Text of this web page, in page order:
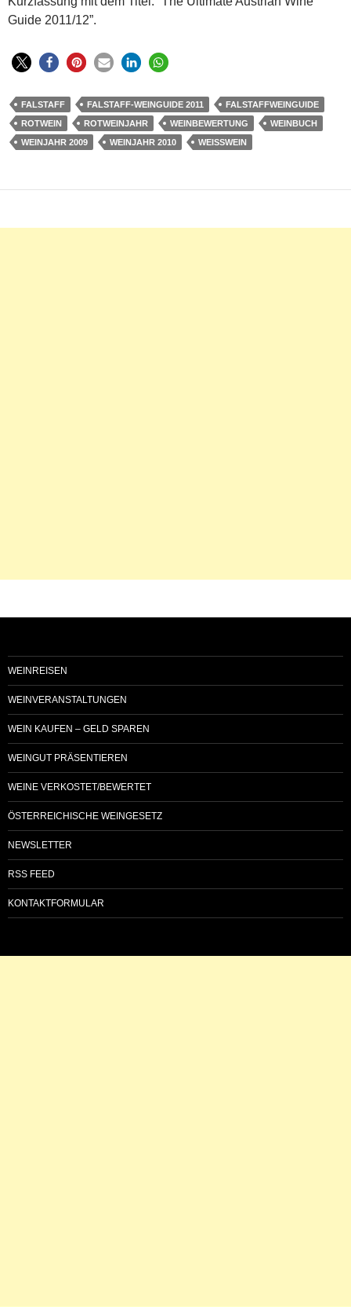
Guide 2011/12”.
FALSTAFF FALSTAFF-WEINGUIDE 2011
FALSTAFFWEINGUIDE
ROTWEIN
ROTWEINJAHR WEINBEWERTUNG
WEINBUCH
WEINJAHR 2009
WEINJAHR 2010 WEISSWEIN
WEINREISEN
WEINVERANSTALTUNGEN
WEIN KAUFEN – GELD SPAREN
WEINGUT PRÄSENTIEREN
WEINE VERKOSTET/BEWERTET
ÖSTERREICHISCHE WEINGESETZ
NEWSLETTER
RSS FEED
KONTAKTFORMULAR